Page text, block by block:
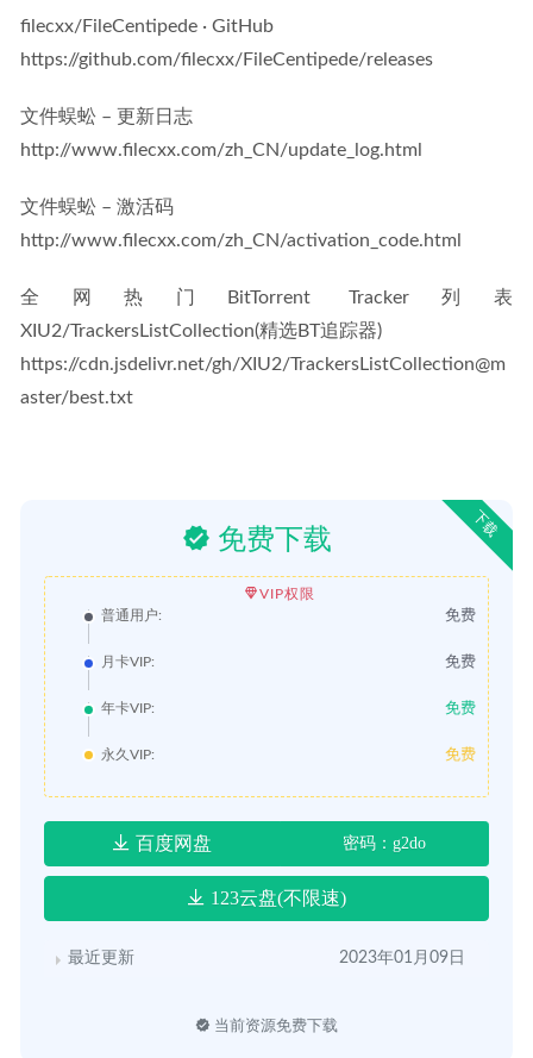
filecxx/FileCentipede · GitHub
https://github.com/filecxx/FileCentipede/releases
文件蜈蚣 – 更新日志
http://www.filecxx.com/zh_CN/update_log.html
文件蜈蚣 – 激活码
http://www.filecxx.com/zh_CN/activation_code.html
全网热门BitTorrent Tracker列表
XIU2/TrackersListCollection(精选BT追踪器)
https://cdn.jsdelivr.net/gh/XIU2/TrackersListCollection@m
aster/best.txt
下载
免费下载
VIP权限
普通用户:
免费
月卡VIP: 免费
年卡VIP: 免费
永久VIP: 免费
百度网盘 密码：g2do
123云盘(不限速)
最近更新 2023年01月09日
当前资源免费下载